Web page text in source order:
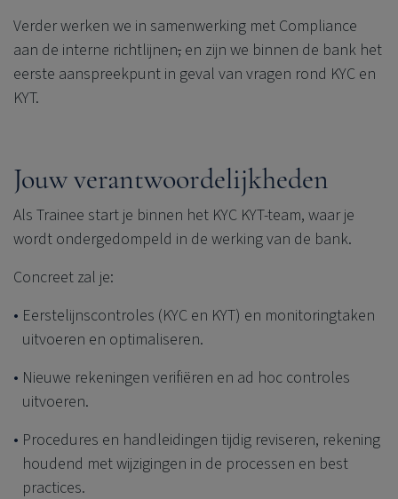
Verder werken we in samenwerking met Compliance
aan de interne richtlijnen, en zijn we binnen de bank het
eerste aanspreekpunt in geval van vragen rond KYC en
KYT.
Jouw verantwoordelijkheden
Als Trainee start je binnen het KYC KYT-team, waar je
wordt ondergedompeld in de werking van de bank.
Concreet zal je:
Eerstelijnscontroles (KYC en KYT) en monitoringtaken
uitvoeren en optimaliseren.
Nieuwe rekeningen verifiëren en ad hoc controles
uitvoeren.
Procedures en handleidingen tijdig reviseren, rekening
houdend met wijzigingen in de processen en best
practices.